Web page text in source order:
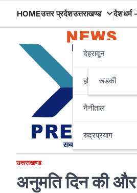
content
HOMEउत्तर प्रदेशउत्तराखण्ड
देहरादून
हरिद्वाररूडकी
नैनीताल
रुद्रप्रयाग
देशधर्म
उत्तराखण्ड
अनुमति दिन की और